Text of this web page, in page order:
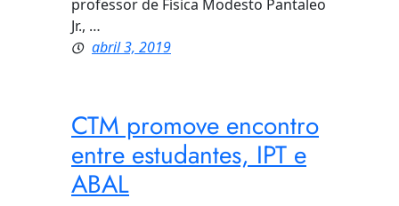
professor de Física Modesto Pantaleo
Jr., …
abril 3, 2019
CTM promove encontro
entre estudantes, IPT e
ABAL